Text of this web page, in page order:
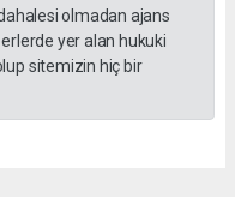
olmadan ajans
yer alan hukuki
sitemizin hiç bir